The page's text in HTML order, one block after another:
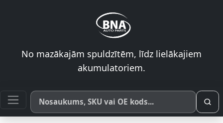
No mazākajām spuldzītēm, līdz lielākajiem
akumulatoriem.
Meklēt pēc produkta nosaukuma, SKU vai OE koda